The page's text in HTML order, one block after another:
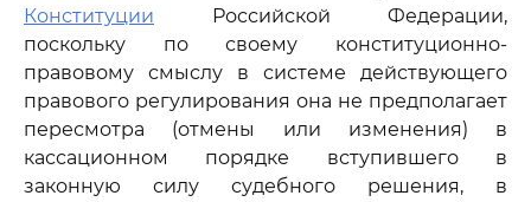
Конституции Российской Федерации,
поскольку по своему конституционно-
правовому смыслу в системе действующего
правового регулирования она не предполагает
пересмотра (отмены или изменения) в
кассационном порядке вступившего в
законную силу судебного решения, в